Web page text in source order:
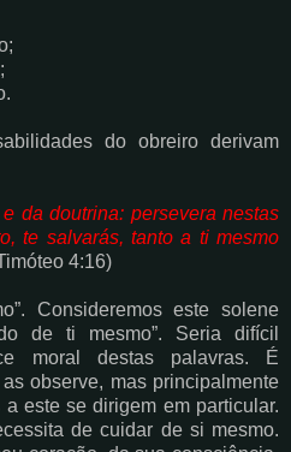
do obreiro derivam
da doutrina: persevera nestas
te salvarás, tanto a ti mesmo
4:16)
Consideremos este solene
de ti mesmo”. Seria difícil
moral destas palavras. É
observe, mas principalmente
a este se dirigem em particular.
de cuidar de si mesmo.